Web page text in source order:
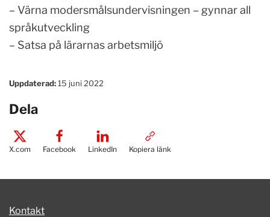
– Värna modersmålsundervisningen – gynnar all
språkutveckling
– Satsa på lärarnas arbetsmiljö
Uppdaterad:15 juni 2022
Dela
X.com Facebook LinkedIn Kopiera länk
Kontakt